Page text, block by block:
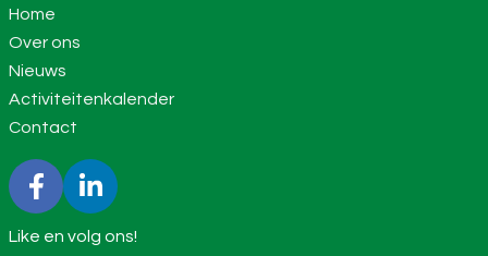
Home
Over ons
Nieuws
Activiteitenkalender
Contact
Like en volg ons!